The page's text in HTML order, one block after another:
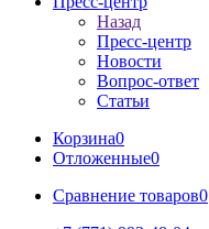
Назад
Пресс-центр
Новости
Вопрос-ответ
Статьи
Корзина0
Отложенные0
Сравнение товаров0